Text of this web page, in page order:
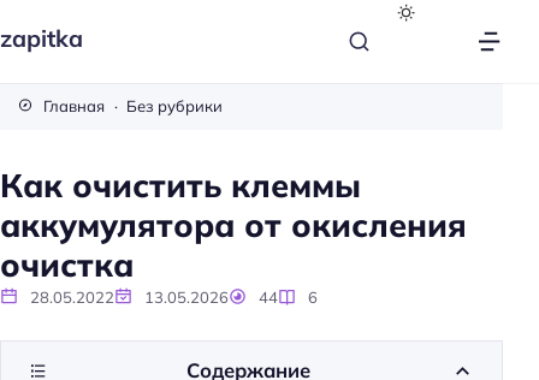
zapitka
Главная Без рубрики
Как очистить клеммы
аккумулятора от окисления
очистка
28.05.2022 13.05.2026 44 6
Содержание